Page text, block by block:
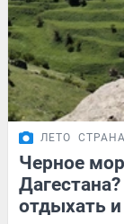
ЛЕТО
Черное
отдыхать и